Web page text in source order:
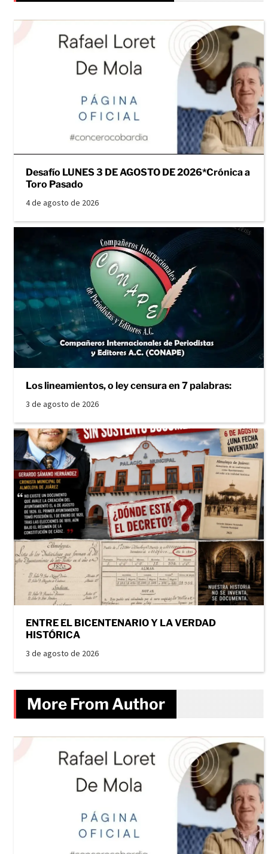
Desafío LUNES 3 DE AGOSTO DE 2026*Crónica a
Toro Pasado
4 de agosto de 2026
Los lineamientos, o ley censura en 7 palabras:
3 de agosto de 2026
ENTRE EL BICENTENARIO Y LA VERDAD
HISTÓRICA
3 de agosto de 2026
More From Author